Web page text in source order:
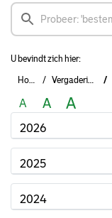
U bevindt zich hier:
Home Vergaderingen
A A A
2026
2025
2024